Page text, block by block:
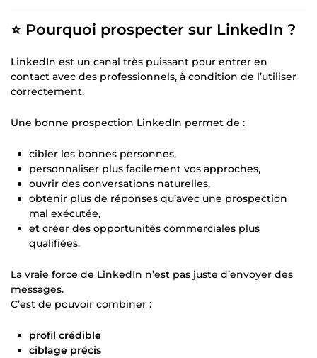
⭐ Pourquoi prospecter sur LinkedIn ?
LinkedIn est un canal très puissant pour entrer en
contact avec des professionnels, à condition de l’utiliser
correctement.
Une bonne prospection LinkedIn permet de :
cibler les bonnes personnes,
personnaliser plus facilement vos approches,
ouvrir des conversations naturelles,
obtenir plus de réponses qu’avec une prospection
mal exécutée,
et créer des opportunités commerciales plus
qualifiées.
La vraie force de LinkedIn n’est pas juste d’envoyer des
messages.
C’est de pouvoir combiner :
profil crédible
ciblage précis